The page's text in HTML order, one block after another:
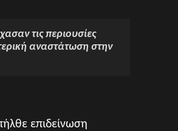
τις περιουσίες
αναστάτωση στην
επιδείνωση